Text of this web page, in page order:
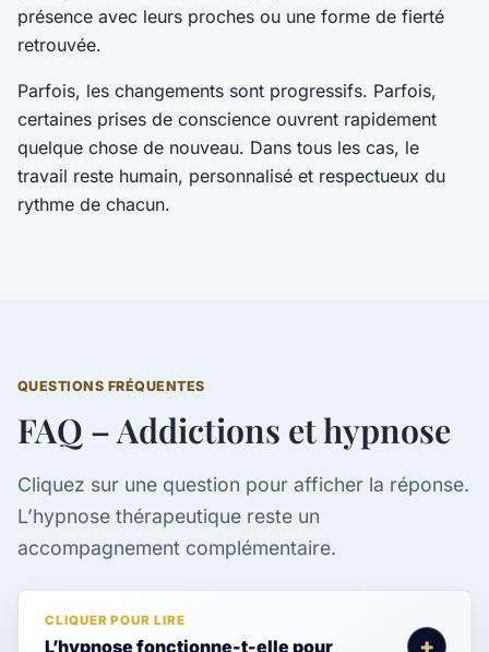
présence avec leurs proches ou une forme de fierté
retrouvée.
Parfois, les changements sont progressifs. Parfois,
certaines prises de conscience ouvrent rapidement
quelque chose de nouveau. Dans tous les cas, le
travail reste humain, personnalisé et respectueux du
rythme de chacun.
QUESTIONS FRÉQUENTES
FAQ – Addictions et hypnose
Cliquez sur une question pour afficher la réponse.
L’hypnose thérapeutique reste un
accompagnement complémentaire.
L’hypnose fonctionne-t-elle pour